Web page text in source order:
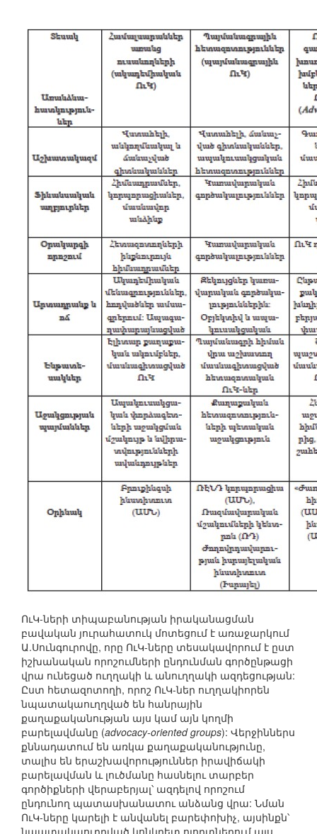
ՈւԿ-ների տիպաբանության իրականացման
բավական յուրահատուկ մոտեցում է առաջարկում
Ա.Սունգուրովը, որը ՈւԿ-ները տեսակավորում է ըստ
իշխանական որոշումների ընդունման գործընթացի
վրա ունեցած ուղղակի և անուղղակի ազդեցության:
Ըստ հետազոտողի, որոշ ՈւԿ-ներ ուղղակիորեն
նպատակաուղղված են հանրային
քաղաքականության այս կամ այն կողմի
բարելավմանը (advocacy-oriented groups): Վերջիններս
քննադատում են առկա քաղաքականությունը,
տալիս են երաշխավորություններ իրավիճակի
բարելավման և լուծմանը հասնելու տարբեր
գործիքների վերաբերյալ՝ ազդելով որոշում
ընդունող պատասխանատու անձանց վրա: Նման
ՈւԿ-ները կարելի է անվանել բարեփոխիչ, այսինքն՝